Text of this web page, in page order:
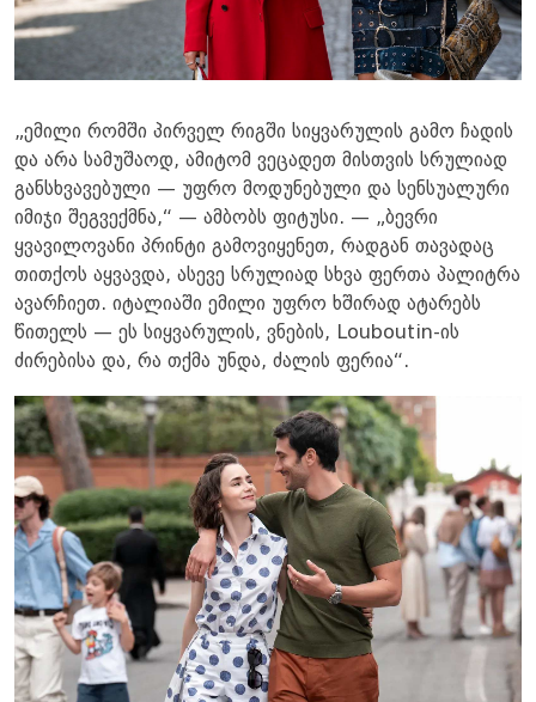
„ემილი რომში პირველ რიგში სიყვარულის გამო ჩადის
და არა სამუშაოდ, ამიტომ ვეცადეთ მისთვის სრულიად
განსხვავებული — უფრო მოდუნებული და სენსუალური
იმიჯი შეგვექმნა,“ — ამბობს ფიტუსი. — „ბევრი
ყვავილოვანი პრინტი გამოვიყენეთ, რადგან თავადაც
თითქოს აყვავდა, ასევე სრულიად სხვა ფერთა პალიტრა
ავარჩიეთ. იტალიაში ემილი უფრო ხშირად ატარებს
წითელს — ეს სიყვარულის, ვნების, Louboutin-ის
ძირებისა და, რა თქმა უნდა, ძალის ფერია“.